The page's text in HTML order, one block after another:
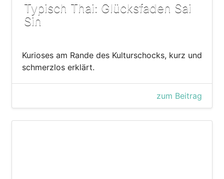
Typisch Thai: Glücksfaden Sai
Sin
Kurioses am Rande des Kulturschocks, kurz und
schmerzlos erklärt.
zum Beitrag